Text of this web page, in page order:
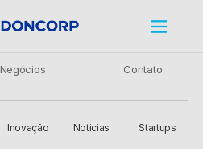
Negócios Contato
Inovação Noticias Startups